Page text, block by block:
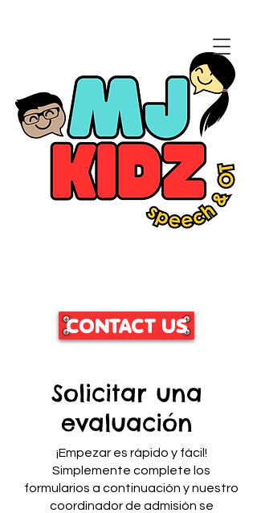
CONTACT US
Solicitar una
evaluación
¡Empezar es rápido y fácil!
Simplemente complete los
formularios a continuación y nuestro
coordinador de admisión se